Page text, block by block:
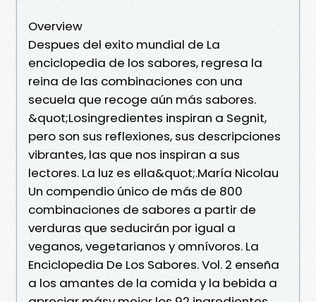
Overview
Despues del exito mundial de La
enciclopedia de los sabores, regresa la
reina de las combinaciones con una
secuela que recoge aún más sabores.
&quot;Losingredientes inspiran a Segnit,
pero son sus reflexiones, sus descripciones
vibrantes, las que nos inspiran a sus
lectores. La luz es ella&quot;.María Nicolau
Un compendio único de más de 800
combinaciones de sabores a partir de
verduras que seducirán por igual a
veganos, vegetarianos y omnívoros. La
Enciclopedia De Los Sabores. Vol. 2 enseña
a los amantes de la comida y la bebida a